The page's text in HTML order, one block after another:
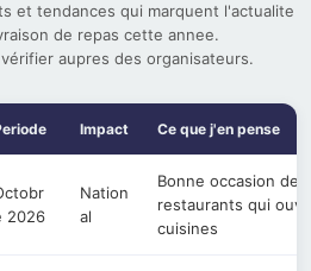
et tendances qui marquent l'actualite
de repas cette annee.
aupres des organisateurs.
Impact Ce que j'en pense
2026
Nation
al
Bonne occasion de
restaurants qui
cuisines